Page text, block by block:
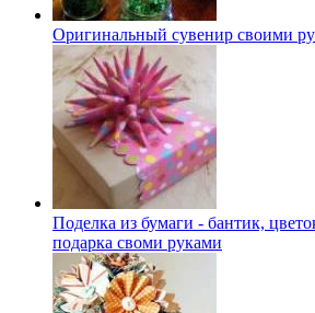
Оригинальный сувенир своими
Поделка из бумаги - бантик,
подарка своми руками